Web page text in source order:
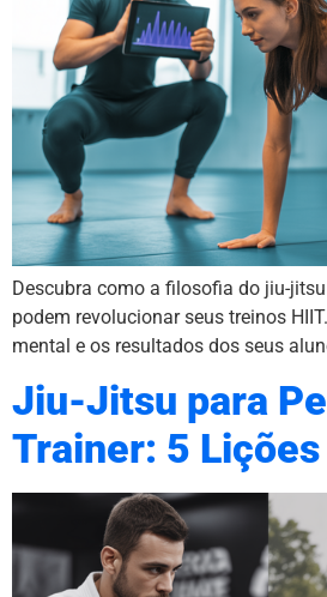
Descubra como a filosofia do jiu-
podem revolucionar seus treinos
mental e os resultados dos seus
Jiu-Jitsu para
Trainer: 5